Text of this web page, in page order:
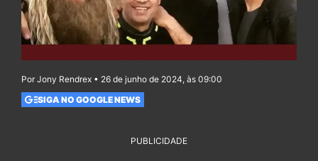
Por Jony Rendrex • 26 de junho de 2024, às 09:00
SIGA NO GOOGLE NEWS
PUBLICIDADE